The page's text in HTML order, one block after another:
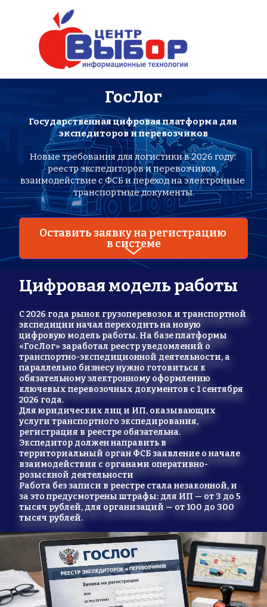
ГосЛог
Государственная цифровая платформа для
экспедиторов и перевозчиков
Новые требования для логистики в 2026 году:
реестр экспедиторов и перевозчиков,
взаимодействие с ФСБ и переход на электронные
транспортные документы.
Оставить заявку на регистрацию
в системе
Цифровая модель работы
С 2026 года рынок грузоперевозок и транспортной
экспедиции начал переходить на новую
цифровую модель работы. На базе платформы
«ГосЛог» заработал реестр уведомлений о
транспортно-экспедиционной деятельности, а
параллельно бизнесу нужно готовиться к
обязательному электронному оформлению
ключевых перевозочных документов с 1 сентября
2026 года.
Для юридических лиц и ИП, оказывающих
услуги транспортного экспедирования,
регистрация в реестре обязательна.
Экспедитор должен направить в
территориальный орган ФСБ заявление о начале
взаимодействия с органами оперативно-
розыскной деятельности
Работа без записи в реестре стала незаконной, и
за это предусмотрены штрафы: для ИП — от 3 до 5
тысяч рублей, для организаций — от 100 до 300
тысяч рублей.